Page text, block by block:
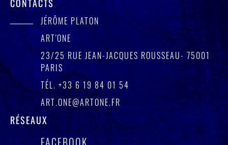
CONTACTS
JÉRÔME PLATON
ART'ONE
23/25 RUE JEAN-JACQUES ROUSSEAU- 75001
PARIS
TÉL. +33 6 19 84 01 54
ART.ONE@ARTONE.FR
RÉSEAUX
FACEBOOK